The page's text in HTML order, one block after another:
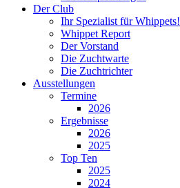
Der Club
Ihr Spezialist für Whippets!
Whippet Report
Der Vorstand
Die Zuchtwarte
Die Zuchtrichter
Ausstellungen
Termine
2026
Ergebnisse
2026
2025
Top Ten
2025
2024